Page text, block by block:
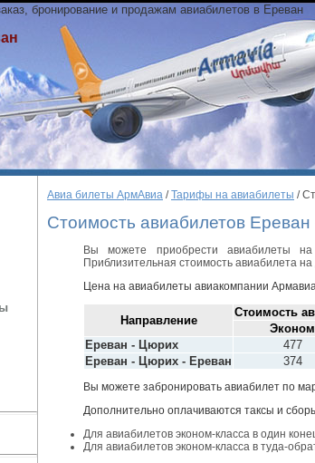
бронирование и продажам авиабилетов в Ереван
Авиа билеты АрмАвиа /Тарифы на авиабилеты /
Стоимость авиабилетов
Вы можете приобрести авиабилеты
Приблизительная стоимость авиабилета
Цена на авиабилеты авиакомпании
Направление
Стоимость
Эконом
Ереван - Цюрих
477
Ереван - Цюрих - Ереван
374
Вы можете забронировать авиабилет по
Дополнительно оплачиваются таксы и
Для авиабилетов эконом-класса в один
Для авиабилетов эконом-класса в туда-